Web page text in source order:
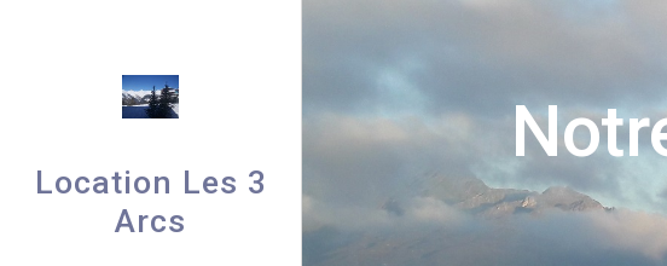
Location Les 3
Arcs